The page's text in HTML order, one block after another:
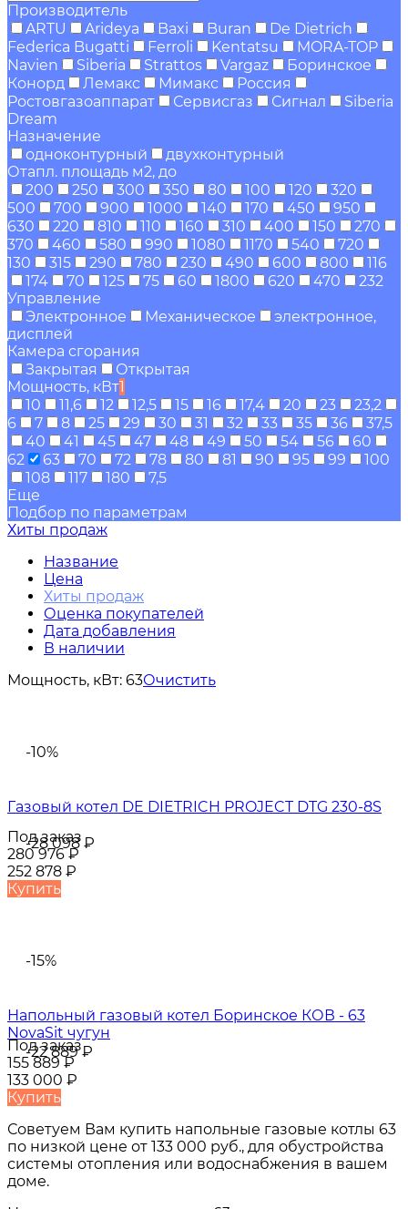
Производитель
ARTU
Arideya Baxi Buran
De Dietrich
Federica Bugatti
Ferroli Kentatsu
MORA-TOP
Navien
Siberia Strattos Vargaz
Боринское
Конорд
Лемакс Мимакс
Россия
Ростовгазоаппарат
Сервисгаз Сигнал
Siberia
Dream
Назначение
одноконтурный
двухконтурный
Отапл. площадь м2, до
200
250 300 350 80 100 120
320
500
700 900 1000 140 170 450
950
630
220 810 110 160 310 400 150
270
370
460 580 990 1080 1170 540
720
130
315 290 780 230 490 600 800
116
174
70 125 75 60 1800 620 470
232
Управление
Электронное
Механическое
электронное,
дисплей
Камера сгорания
Закрытая
Открытая
Мощность, кВт1
10
11,6 12 12,5 15 16 17,4 20 23
23,2
6
7 8 25 29 30 31 32 33 35 36
37,5
40
41 45 47 48 49 50 54 56
60
62
63 70 72 78 80 81 90 95 99
100
108
117 180
7,5
Еще
Подбор по параметрам
Хиты продаж
Название
Цена
Хиты продаж
Оценка покупателей
Дата добавления
В наличии
Мощность, кВт: 63Очистить
-10%
-28 098₽
Газовый котел DE DIETRICH PROJECT DTG 230-8S
Под заказ
280 976₽
252 878 ₽
Купить
-15%
-22 889₽
Напольный газовый котел Боринское КОВ - 63
NovaSit чугун
Под заказ
155 889₽
133 000 ₽
Купить
Советуем Вам купить напольные газовые котлы 63
по низкой цене от 133 000 руб., для обустройства
системы отопления или водоснабжения в вашем
доме.